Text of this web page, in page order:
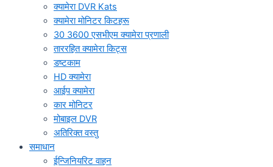
क्यामेरा DVR Kats
क्यामेरा मोनिटर किटहरू
30 3600 एसभीएम क्यामेरा प्रणाली
ताररहित क्यामेरा किट्स
डष्टकाम
HD क्यामेरा
आईप क्यामेरा
कार मोनिटर
मोबाइल DVR
अतिरिक्त वस्तु
समाधान
ईन्जिनियरिट वाहन